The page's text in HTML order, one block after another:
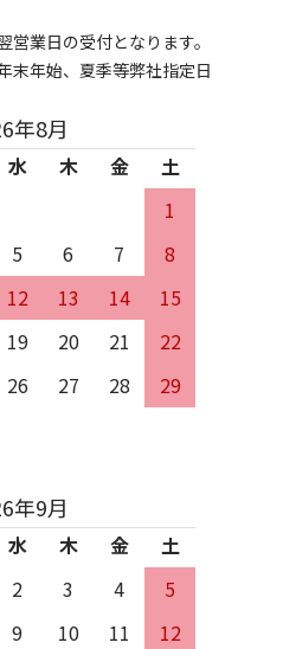
業日の受付となります。
末年始、夏季等弊社指定日
年8月
水 木 金
土
1
5 6 7
8
12 13 14
15
19 20 21
22
26 27 28
29
年9月
水 木 金
土
2 3 4
5
9 10 11
12